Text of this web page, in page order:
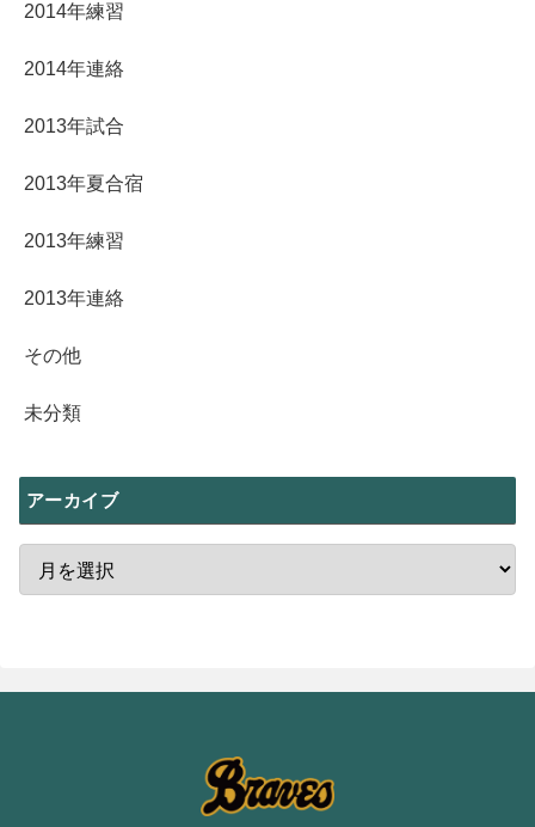
2014年練習
2014年連絡
2013年試合
2013年夏合宿
2013年練習
2013年連絡
その他
未分類
アーカイブ